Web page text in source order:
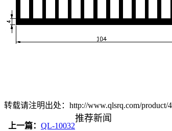
转载请注明出处：http://www.qlsrq.com/product/
上一篇： QL-10032
推荐新闻